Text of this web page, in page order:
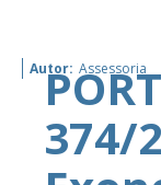
Autor: Assessoria
374/